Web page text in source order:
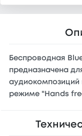
Беспроводная
предназначена
аудиокомпозиций
режиме "Hands